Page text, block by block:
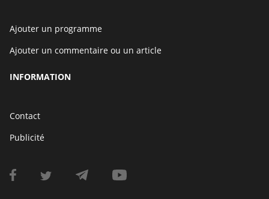
Ajouter un programme
Ajouter un commentaire ou un article
INFORMATION
Contact
Publicité